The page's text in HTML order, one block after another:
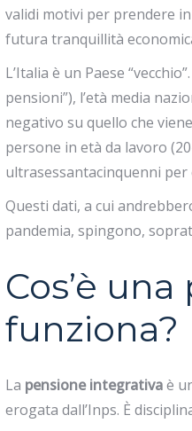
validi motivi per prendere
futura tranquillità
L’Italia è un Paese
pensioni”), l’età media
negativo su quello che
persone in età da lavoro
ultrasessantacinquenni
Questi dati, a cui
pandemia, spingono,
Cos’è
funziona?
La pensione integrativaè
erogata dall’Inps. È